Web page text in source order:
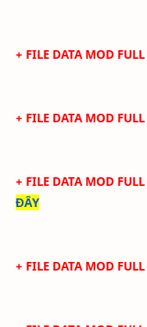
+ FILE DATA MOD
+ FILE DATA MOD
+ FILE DATA MOD
ĐÂY
+ FILE DATA MOD